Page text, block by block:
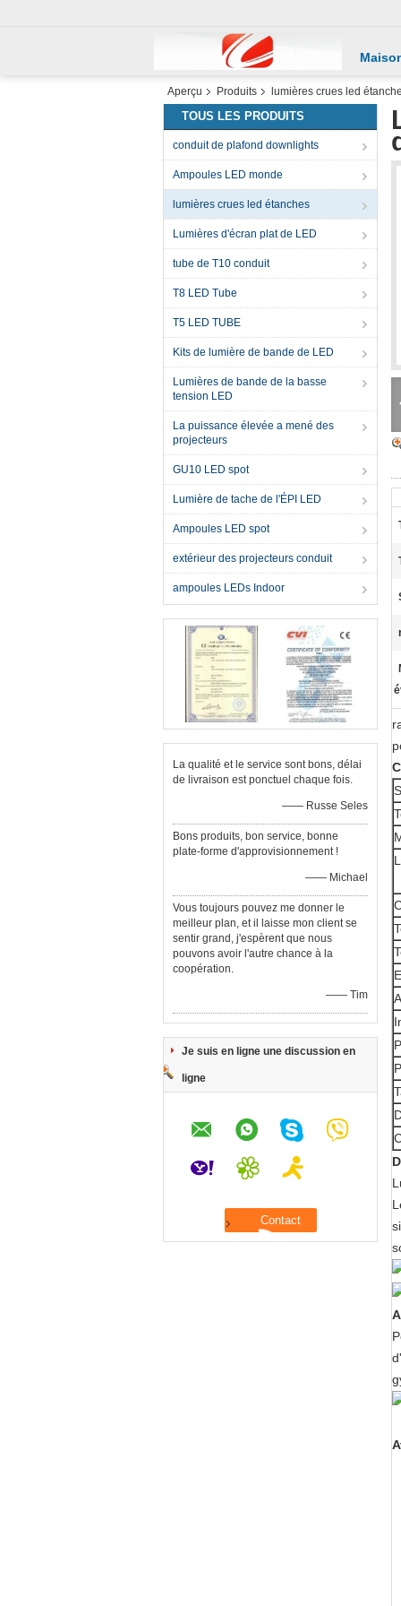
Aperçu Produits lumières crues led
TOUS LES PRODUITS
conduit de plafond downlights
Ampoules LED monde
lumières crues led étanches
Lumières d'écran plat de LED
tube de T10 conduit
T8 LED Tube
T5 LED TUBE
Kits de lumière de bande de LED
Lumières de bande de la basse
tension LED
La puissance élevée a mené des
projecteurs
GU10 LED spot
Lumière de tache de l'ÉPI LED
Ampoules LED spot
extérieur des projecteurs conduit
ampoules LEDs Indoor
La qualité et le service sont bons, délai
de livraison est ponctuel chaque fois.
—— Russe Seles
Bons produits, bon service, bonne
plate-forme d'approvisionnement !
—— Michael
Vous toujours pouvez me donner le
meilleur plan, et il laisse mon client se
sentir grand, j'espèrent que nous
pouvons avoir l'autre chance à la
coopération.
—— Tim
Je suis en ligne une discussion en
ligne